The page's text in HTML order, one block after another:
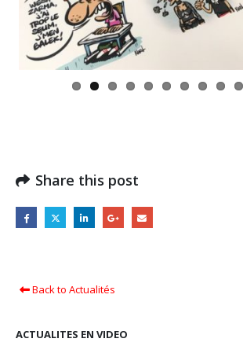
Share this post
Back to Actualités
ACTUALITES EN VIDEO